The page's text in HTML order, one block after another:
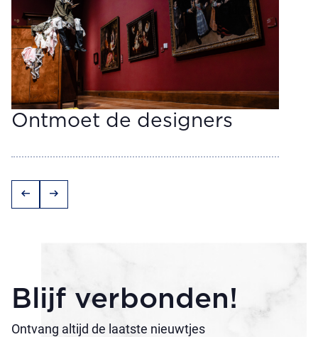
Ontmoet de designers
arrow_left_alt arrow_right_alt
Blijf verbonden!
Ontvang altijd de laatste nieuwtjes